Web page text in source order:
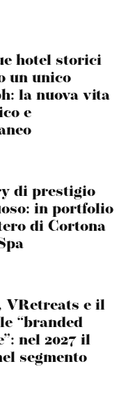
hotel storici
un unico
la nuova vita
e
di prestigio
in portfolio
di Cortona
VRetreats e il
“branded
nel 2027 il
segmento